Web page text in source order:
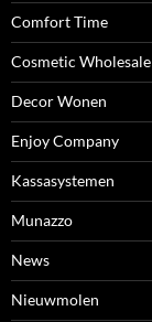
Comfort Time
Cosmetic Wholesale
Decor Wonen
Enjoy Company
Kassasystemen
Munazzo
News
Nieuwmolen